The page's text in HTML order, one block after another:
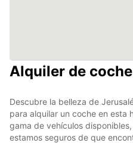
Alquiler de
Descubre la belleza de
para alquilar un coche en esta
gama de vehículos
estamos seguros de que